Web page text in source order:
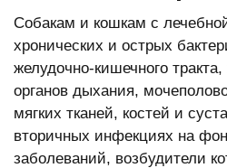
Собакам и кошкам с
хронических и острых
желудочно-кишечного
органов дыхания,
мягких тканей, костей и
вторичных инфекциях на
заболеваний, возбудители